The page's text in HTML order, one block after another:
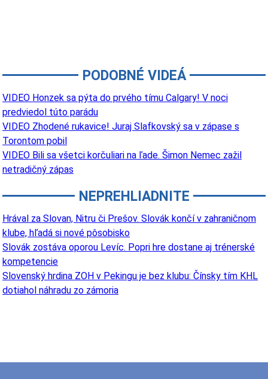
PODOBNÉ VIDEÁ
VIDEO Honzek sa pýta do prvého tímu Calgary! V noci
predviedol túto parádu
VIDEO Zhodené rukavice! Juraj Slafkovský sa v zápase s
Torontom pobil
VIDEO Bili sa všetci korčuliari na ľade. Šimon Nemec zažil
netradičný zápas
NEPREHLIADNITE
Hrával za Slovan, Nitru či Prešov. Slovák končí v zahraničnom
klube, hľadá si nové pôsobisko
Slovák zostáva oporou Levíc. Popri hre dostane aj trénerské
kompetencie
Slovenský hrdina ZOH v Pekingu je bez klubu: Čínsky tím KHL
dotiahol náhradu zo zámoria